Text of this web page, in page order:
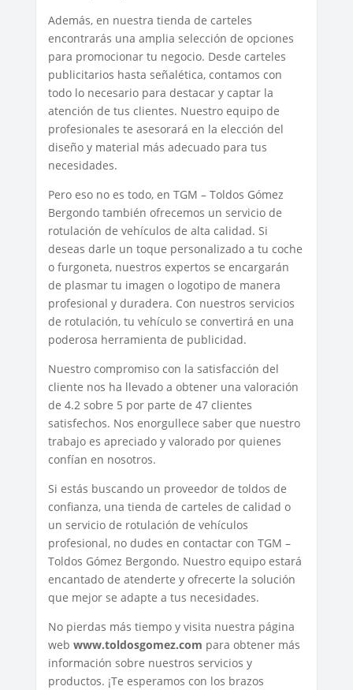
Además, en nuestra tienda de carteles
encontrarás una amplia selección de opciones
para promocionar tu negocio. Desde carteles
publicitarios hasta señalética, contamos con
todo lo necesario para destacar y captar la
atención de tus clientes. Nuestro equipo de
profesionales te asesorará en la elección del
diseño y material más adecuado para tus
necesidades.
Pero eso no es todo, en TGM – Toldos Gómez
Bergondo también ofrecemos un servicio de
rotulación de vehículos de alta calidad. Si
deseas darle un toque personalizado a tu coche
o furgoneta, nuestros expertos se encargarán
de plasmar tu imagen o logotipo de manera
profesional y duradera. Con nuestros servicios
de rotulación, tu vehículo se convertirá en una
poderosa herramienta de publicidad.
Nuestro compromiso con la satisfacción del
cliente nos ha llevado a obtener una valoración
de 4.2 sobre 5 por parte de 47 clientes
satisfechos. Nos enorgullece saber que nuestro
trabajo es apreciado y valorado por quienes
confían en nosotros.
Si estás buscando un proveedor de toldos de
confianza, una tienda de carteles de calidad o
un servicio de rotulación de vehículos
profesional, no dudes en contactar con TGM –
Toldos Gómez Bergondo. Nuestro equipo estará
encantado de atenderte y ofrecerte la solución
que mejor se adapte a tus necesidades.
No pierdas más tiempo y visita nuestra página
web www.toldosgomez.com para obtener más
información sobre nuestros servicios y
productos. ¡Te esperamos con los brazos